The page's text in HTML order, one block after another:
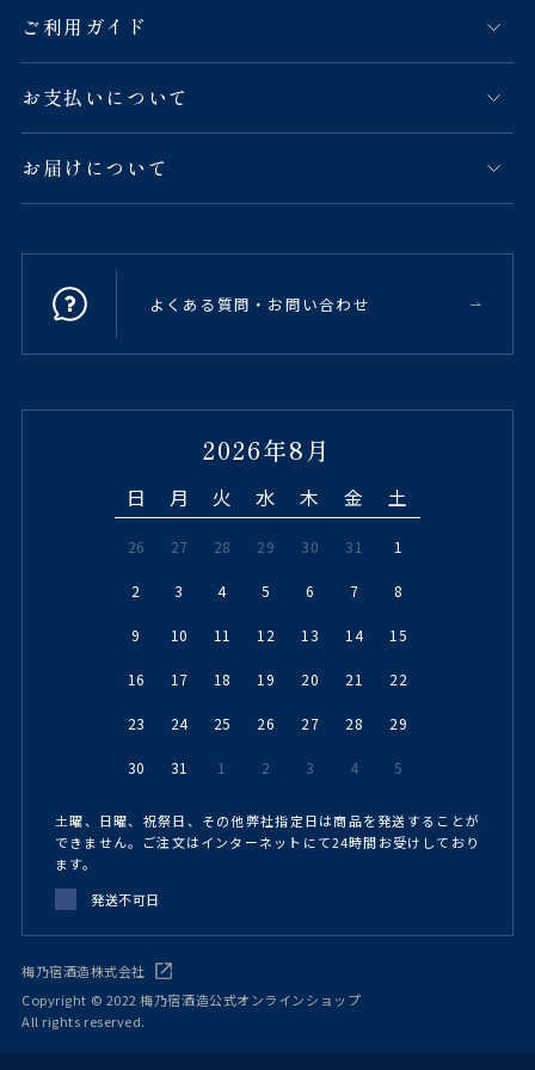
ご利用ガイド
お支払いについて
お届けについて
よくある質問・お問い合わせ
2026年8月
日 月 火 水 木 金 土
26 27 28 29 30 31 1
2 3 4 5 6 7 8
9 10 11 12 13 14 15
16 17 18 19 20 21 22
23 24 25 26 27 28 29
30 31 1 2 3 4 5
土曜、日曜、祝祭日、その他弊社指定日は商品を発送することが
できません。ご注文はインターネットにて24時間お受けしており
ます。
発送不可日
梅乃宿酒造株式会社
Copyright © 2022 梅乃宿酒造公式オンラインショップ
All rights reserved.